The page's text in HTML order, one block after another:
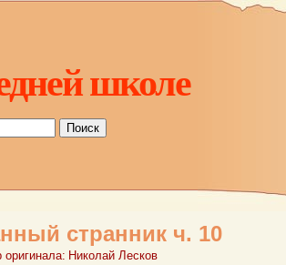
школе
странник ч. 10
оригинала: Николай Лесков